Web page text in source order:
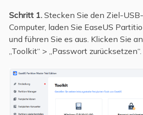
Schritt 1.Stecken Sie den Ziel-
Computer, laden Sie EaseUS
und führen Sie es aus. Klicken Sie
„Toolkit“ > „Passwort zurücksetzen“.